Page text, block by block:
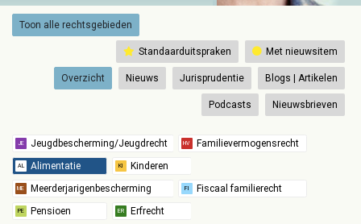
Toon alle rechtsgebieden
Standaarduitspraken Met nieuwsitem
Overzicht Nieuws Jurisprudentie Blogs | Artikelen
Podcasts Nieuwsbrieven